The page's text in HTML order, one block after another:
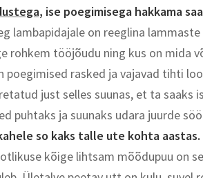
ise poegimisega hakkama
lambapidajale on reeglina
rohkem tööjõudu ning kus on mida
poegimised rasked ja vajavad tihti
just selles suunas, et ta saaks
puhtaks ja suunaks udara juurde
so kaks talle ute kohta aastas.
kõige lihtsam mõõdupuu on